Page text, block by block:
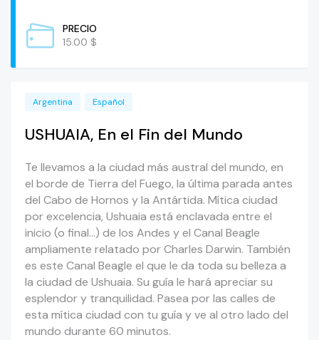
PRECIO
15.00 $
Argentina Español
USHUAIA, En el Fin del Mundo
Te llevamos a la ciudad más austral del mundo, en
el borde de Tierra del Fuego, la última parada antes
del Cabo de Hornos y la Antártida. Mítica ciudad
por excelencia, Ushuaia está enclavada entre el
inicio (o final…) de los Andes y el Canal Beagle
ampliamente relatado por Charles Darwin. También
es este Canal Beagle el que le da toda su belleza a
la ciudad de Ushuaia. Su guía le hará apreciar su
esplendor y tranquilidad. Pasea por las calles de
esta mítica ciudad con tu guía y ve al otro lado del
mundo durante 60 minutos.